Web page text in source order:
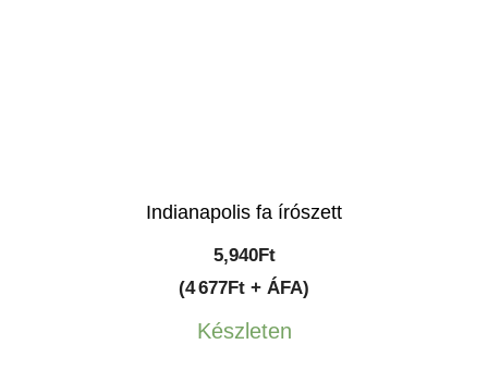
Indianapolis fa írószett
5,940Ft
(4 677Ft + ÁFA)
Készleten